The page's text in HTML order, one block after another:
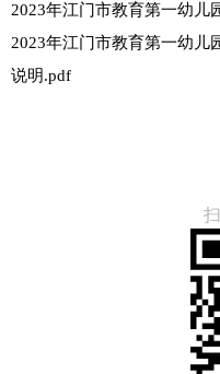
2023年江门市教育第一幼儿
2023年江门市教育第一幼儿
说明.pdf